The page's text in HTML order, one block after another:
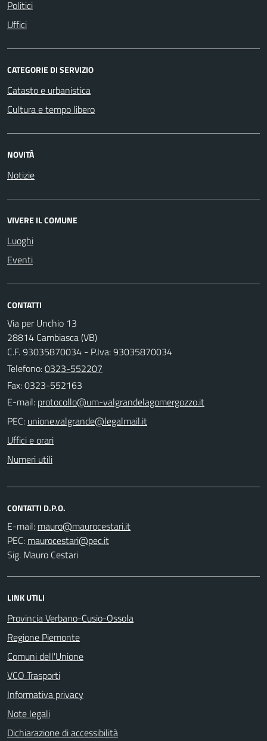
Politici
Uffici
CATEGORIE DI SERVIZIO
Catasto e urbanistica
Cultura e tempo libero
NOVITÀ
Notizie
VIVERE IL COMUNE
Luoghi
Eventi
CONTATTI
Via per Unchio 13
28814 Cambiasca (VB)
C.F. 93035870034 - P.Iva: 93035870034
Telefono:0323-552207
Fax: 0323-552163
E-mail:
PEC:
Uffici e orari
Numeri utili
CONTATTI D.P.O.
E-mail:
PEC:
Sig. Mauro Cestari
LINK UTILI
Provincia Verbano-Cusio-Ossola
Regione Piemonte
Comuni dell'Unione
VCO Trasporti
Informativa privacy
Note legali
Dichiarazione di accessibilità